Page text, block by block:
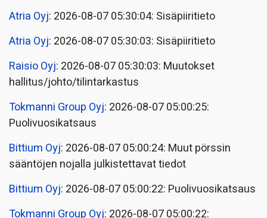
Atria Oyj: 2026-08-07 05:30:04: Sisäpiiritieto
Atria Oyj: 2026-08-07 05:30:03: Sisäpiiritieto
Raisio Oyj: 2026-08-07 05:30:03: Muutokset
hallitus/johto/tilintarkastus
Tokmanni Group Oyj: 2026-08-07 05:00:25:
Puolivuosikatsaus
Bittium Oyj: 2026-08-07 05:00:24: Muut pörssin
sääntöjen nojalla julkistettavat tiedot
Bittium Oyj: 2026-08-07 05:00:22: Puolivuosikatsaus
Tokmanni Group Oyj: 2026-08-07 05:00:22: